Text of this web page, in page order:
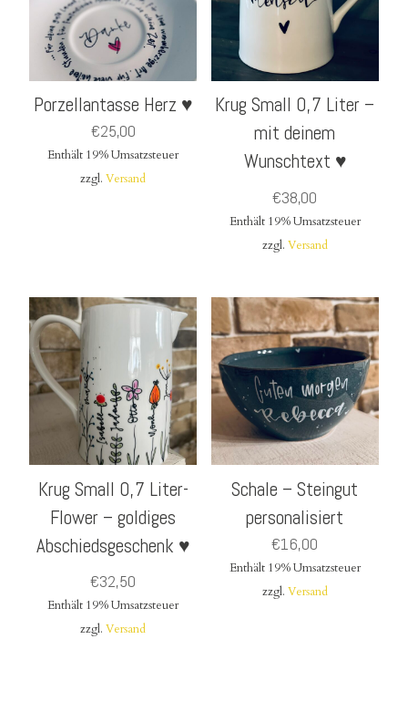
Porzellantasse Herz ♥
€25,00
Enthält 19% Umsatzsteuer
zzgl.Versand
Krug Small 0,7 Liter –
mit deinem
Wunschtext ♥
€38,00
Enthält 19% Umsatzsteuer
zzgl. Versand
Krug Small 0,7 Liter-
Flower – goldiges
Abschiedsgeschenk ♥
€32,50
Enthält 19% Umsatzsteuer
zzgl.Versand
Schale – Steingut
personalisiert
€16,00
Enthält 19% Umsatzsteuer
zzgl. Versand